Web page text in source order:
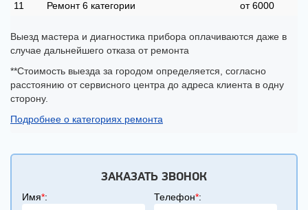
11
Ремонт 6 категории от 6000
Выезд мастера и диагностика прибора оплачиваются даже в
случае дальнейшего отказа от ремонта
**Стоимость выезда за городом определяется, согласно
расстоянию от сервисного центра до адреса клиента в одну
сторону.
Подробнее о категориях ремонта
ЗАКАЗАТЬ ЗВОНОК
Имя*: Телефон*: